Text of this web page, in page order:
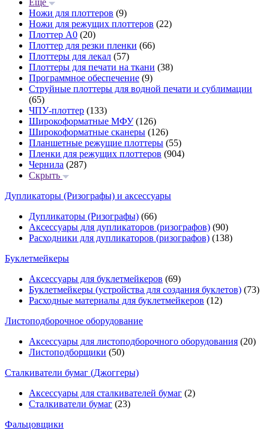
Еще
Ножи для плоттеров (9)
Ножи для режущих плоттеров (22)
Плоттер А0 (20)
Плоттер для резки пленки (66)
Плоттеры для лекал (57)
Плоттеры для печати на ткани (38)
Программное обеспечение (9)
Струйные плоттеры для водной печати и сублимации
(65)
ЧПУ-плоттер (133)
Широкоформатные МФУ(126)
Широкоформатные сканеры (126)
Планшетные режущие плоттеры (55)
Пленки для режущих плоттеров (904)
Чернила (287)
Скрыть
Дупликаторы (Ризографы) и аксессуары
Дупликаторы (Ризографы) (66)
Аксессуары для дупликаторов (ризографов) (90)
Расходники для дупликаторов (ризографов) (138)
Буклетмейкеры
Аксессуары для буклетмейкеров (69)
Буклетмейкеры (устройства для создания буклетов) (73)
Расходные материалы для буклетмейкеров (12)
Листоподборочное оборудование
Аксессуары для листоподборочного оборудования (20)
Листоподборщики (50)
Сталкиватели бумаг (Джоггеры)
Аксессуары для сталкивателей бумаг (2)
Сталкиватели бумаг (23)
Фальцовщики